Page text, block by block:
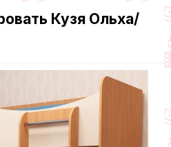
Кузя Ольха/